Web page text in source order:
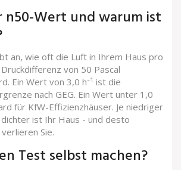
n50-Wert und warum ist
an, wie oft die Luft in Ihrem Haus pro
von 50 Pascal
Ein Wert von 3,0 h⁻¹ ist die
nach GEG. Ein Wert unter 1,0
für KfW-Effizienzhäuser. Je niedriger
ist Ihr Haus - und desto
Sie.
Test selbst machen?